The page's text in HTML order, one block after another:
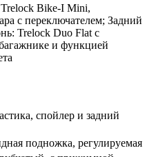
Bike-I Mini,
с переключателем; Задний
Trelock Duo Flat с
и функцией
спойлер и задний
подножка, регулируемая